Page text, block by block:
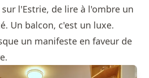
l'Estrie, de lire à l'ombre un
Un balcon, c'est un luxe.
un manifeste en faveur de